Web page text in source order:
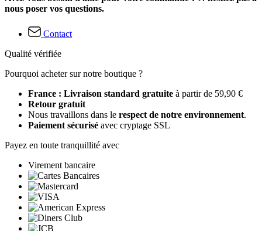
nous poser vos questions.
Contact
Qualité vérifiée
Pourquoi acheter sur notre boutique ?
France : Livraison standard gratuite à partir de 59,90 €
Retour gratuit
Nous travaillons dans le respect de notre environnement.
Paiement sécurisé avec cryptage SSL
Payez en toute tranquillité avec
Virement bancaire